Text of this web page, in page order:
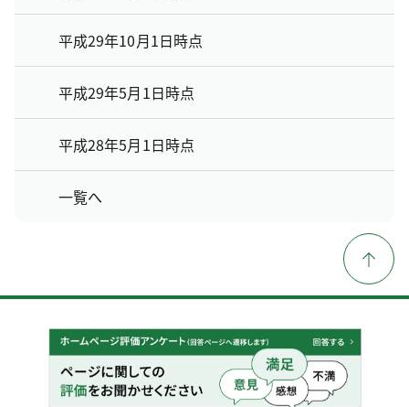
平成29年10月1日時点
平成29年5月1日時点
平成28年5月1日時点
一覧へ